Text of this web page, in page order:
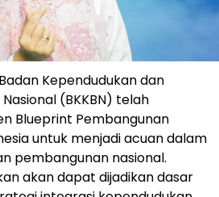
Kependudukan dan
(BKKBN) telah
Blueprint Pembangunan
untuk menjadi acuan dalam
pembangunan nasional.
akan dapat dijadikan dasar